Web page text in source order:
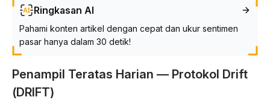
Ringkasan AI
Pahami konten artikel dengan cepat dan ukur sentimen
pasar hanya dalam 30 detik!
Penampil Teratas Harian — Protokol Drift
(DRIFT)